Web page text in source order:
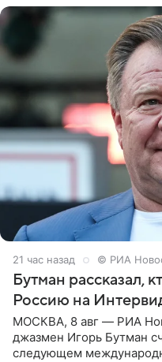
21 час назад © РИА
Бутман рассказал,
Россию на
МОСКВА, 8 авг — РИА
джазмен Игорь Бутман
следующем